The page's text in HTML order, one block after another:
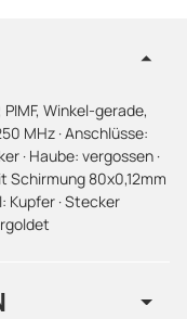
Winkel-gerade,
MHz · Anschlüsse:
· Haube: vergossen ·
Schirmung 80x0,12mm
Kupfer · Stecker